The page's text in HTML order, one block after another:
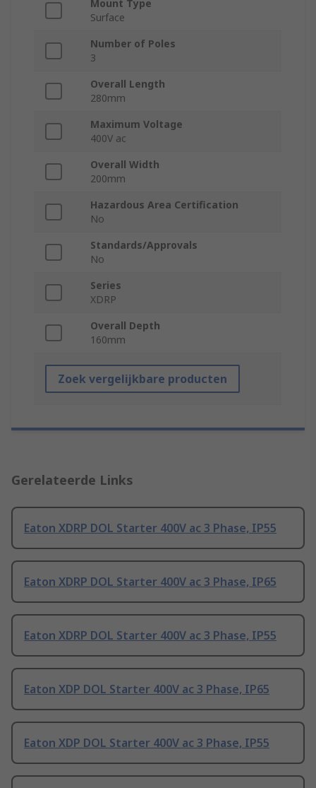
Mount Type
Surface
Number of Poles
3
Overall Length
280mm
Maximum Voltage
400V ac
Overall Width
200mm
Hazardous Area Certification
No
Standards/Approvals
No
Series
XDRP
Overall Depth
160mm
Zoek vergelijkbare producten
Gerelateerde Links
Eaton XDRP DOL Starter 400V ac 3 Phase, IP55
Eaton XDRP DOL Starter 400V ac 3 Phase, IP65
Eaton XDRP DOL Starter 400V ac 3 Phase, IP55
Eaton XDP DOL Starter 400V ac 3 Phase, IP65
Eaton XDP DOL Starter 400V ac 3 Phase, IP55